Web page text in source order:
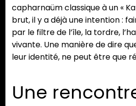
capharnaüm classique à un «
brut, il y a déjà une intention :
par le filtre de l’île, la tordre,
vivante. Une manière de dire
leur identité, ne peut être que
Une